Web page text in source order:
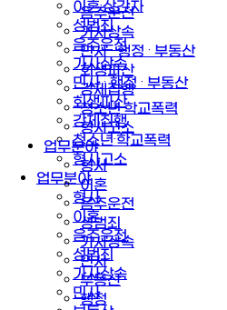
이혼·상간자
성범죄
음주운전
가사상속
민사 · 행정 · 부동산
회생파산
강제집행
청소년·학교폭력
형사고소
업무분야
형사
이혼
음주운전
성범죄
가사상속
민사
음주운전
가사상속
민사 · 행정 · 부동산
회생파산
강제집행
청소년·학교폭력
형사고소
업무분야
형사
이혼
음주운전
성범죄
가사상속
민사
부동산
행정